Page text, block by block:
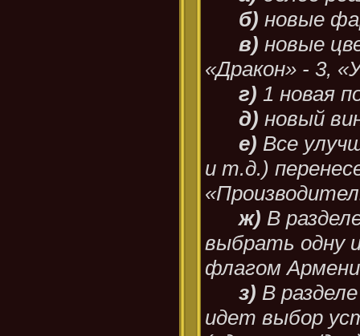
б) новые
в) новые
«Дракон» - 3,
г) 1 новая
д) новый
е) Все
и т.д.)
ж) В
выбрать одну
флагом
з) В
идет выбор